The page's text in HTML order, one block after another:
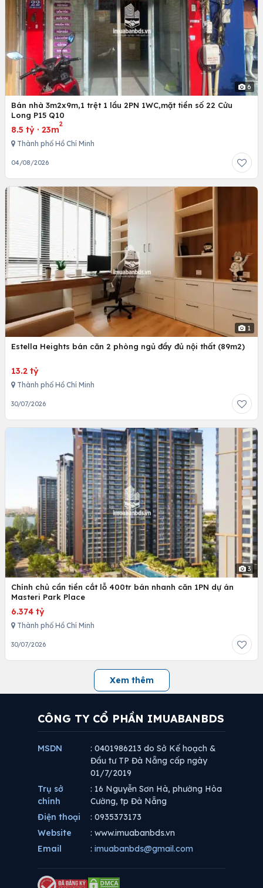
6
Bán nhà 3m2x9m,1 trệt 1 lầu 2PN 1WC,mặt tiền số 22 Cửu
Long P15 Q10
8.5 tỷ · 23m
2
Thành phố Hồ Chí Minh
04/08/2026
1
Estella Heights bán căn 2 phòng ngủ đầy đủ nội thất (89m2)
13.2 tỷ
Thành phố Hồ Chí Minh
30/07/2026
3
Chính chủ cần tiền cắt lỗ 400tr bán nhanh căn 1PN dự án
Masteri Park Place
6.374 tỷ
Thành phố Hồ Chí Minh
30/07/2026
Xem thêm
CÔNG TY CỔ PHẦN IMUABANBDS
MSDN
: 0401986213 do Sở Kế hoạch &
Đầu tư TP Đà Nẵng cấp ngày
01/7/2019
Trụ sở
chính
: 16 Nguyễn Sơn Hà, phường Hòa
Cường, tp Đà Nẵng
Điện thoại
: 0935373173
Website
: www.imuabanbds.vn
Email
: imuabanbds@gmail.com